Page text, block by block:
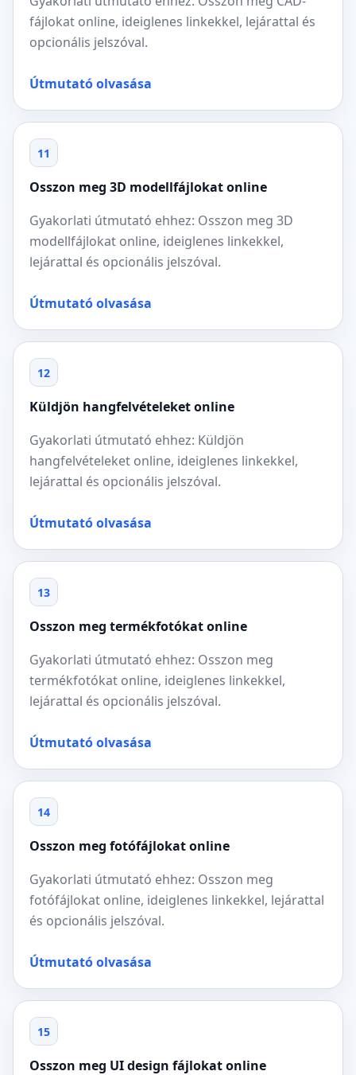
fájlokat online, ideiglenes linkekkel, lejárattal és
opcionális jelszóval.
Útmutató olvasása
11
Osszon meg 3D modellfájlokat online
Gyakorlati útmutató ehhez: Osszon meg 3D
modellfájlokat online, ideiglenes linkekkel,
lejárattal és opcionális jelszóval.
Útmutató olvasása
12
Küldjön hangfelvételeket online
Gyakorlati útmutató ehhez: Küldjön
hangfelvételeket online, ideiglenes linkekkel,
lejárattal és opcionális jelszóval.
Útmutató olvasása
13
Osszon meg termékfotókat online
Gyakorlati útmutató ehhez: Osszon meg
termékfotókat online, ideiglenes linkekkel,
lejárattal és opcionális jelszóval.
Útmutató olvasása
14
Osszon meg fotófájlokat online
Gyakorlati útmutató ehhez: Osszon meg
fotófájlokat online, ideiglenes linkekkel, lejárattal
és opcionális jelszóval.
Útmutató olvasása
15
Osszon meg UI design fájlokat online